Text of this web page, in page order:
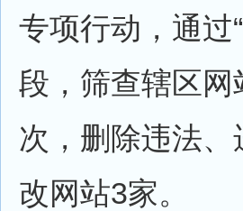
专项行动，通过
段，筛查辖区
次，删除违法
改网站3家。